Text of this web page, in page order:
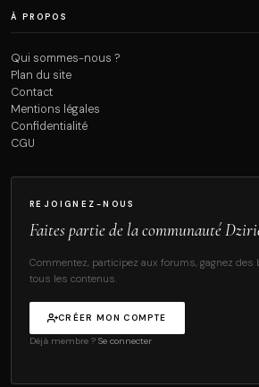
À PROPOS
Qui sommes-nous ?
Plan du site
Contact
Mentions légales
Confidentialité
CGU
REJOIGNEZ-NOUS
Faites partie de la communauté
Commentez, participez aux forums, gagnez des
tous les contenus.
CRÉER MON COMPTE
Déjà membre ? Se connecter